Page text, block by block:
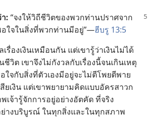
: “จงให้วิถีชีวิตของพวกท่านปราศจาก
ใจในสิ่งที่พวกท่านมีอยู่”—ฮีบรู 13:5
เรื่องเงินเหมือนกัน แต่เขารู้ว่าเงินไม่ได้
ชีวิต เขาจึงไม่กังวลกับเรื่องนี้จนเกินเหตุ
ใจกับสิ่งที่ตัวเองมีอยู่จะไม่ตีโพยตีพาย
ยเงิน แต่เขาพยายามคิดแบบอัครสาวก
เจ้ารู้จักการอยู่อย่างอัตคัด ที่จริง
างบริบูรณ์ ในทุกสิ่งและในทุกสภาพ